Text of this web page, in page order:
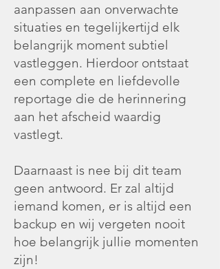
aanpassen aan onverwachte
situaties en tegelijkertijd elk
belangrijk moment subtiel
vastleggen. Hierdoor ontstaat
een complete en liefdevolle
reportage die de herinnering
aan het afscheid waardig
vastlegt.
Daarnaast is nee bij dit team
geen antwoord. Er zal altijd
iemand komen, er is altijd een
backup en wij vergeten nooit
hoe belangrijk jullie momenten
zijn!